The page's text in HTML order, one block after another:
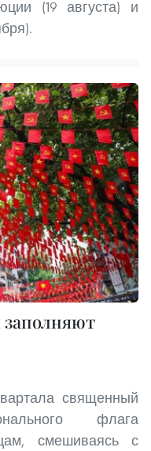
(19 августа) и
священный
флага
смешиваясь с